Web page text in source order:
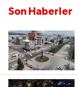
Son Haberler